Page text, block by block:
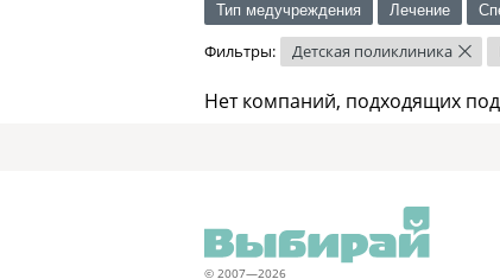
Тип медучреждения Лечение
Фильтры: Детская поликлиника ×
Нет компаний, подходящих
© 2007—2026